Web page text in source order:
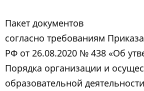
Пакет документов
согласно требованиям
РФ от 26.08.2020 № 438 «Об
Порядка организации и
образовательной